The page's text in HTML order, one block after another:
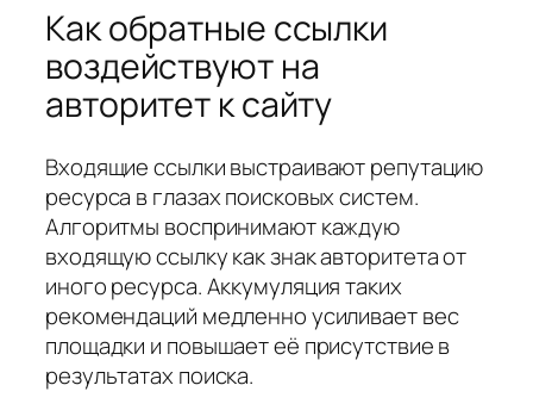
Как обратные ссылки
воздействуют на
авторитет к сайту
Входящие ссылки выстраивают репутацию
ресурса в глазах поисковых систем.
Алгоритмы воспринимают каждую
входящую ссылку как знак авторитета от
иного ресурса. Аккумуляция таких
рекомендаций медленно усиливает вес
площадки и повышает её присутствие в
результатах поиска.